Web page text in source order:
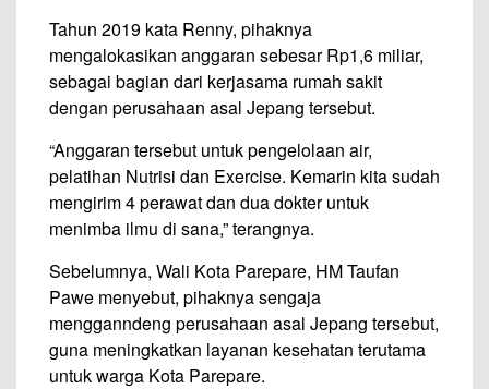
Tahun 2019 kata Renny, pihaknya
mengalokasikan anggaran sebesar Rp1,6 miliar,
sebagai bagian dari kerjasama rumah sakit
dengan perusahaan asal Jepang tersebut.
“Anggaran tersebut untuk pengelolaan air,
pelatihan Nutrisi dan Exercise. Kemarin kita sudah
mengirim 4 perawat dan dua dokter untuk
menimba ilmu di sana,” terangnya.
Sebelumnya, Wali Kota Parepare, HM Taufan
Pawe menyebut, pihaknya sengaja
mengganndeng perusahaan asal Jepang tersebut,
guna meningkatkan layanan kesehatan terutama
untuk warga Kota Parepare.